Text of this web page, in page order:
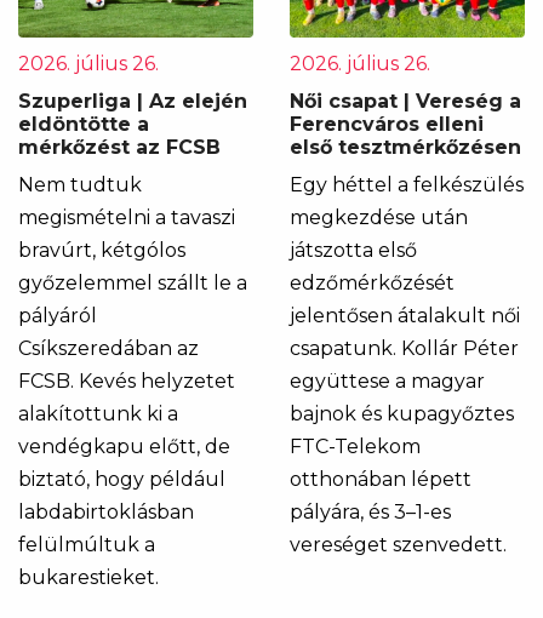
2026. július 26.
Szuperliga | Az elején
eldöntötte a
mérkőzést az FCSB
Nem tudtuk
megismételni a tavaszi
bravúrt, kétgólos
győzelemmel szállt le a
pályáról
Csíkszeredában az
FCSB. Kevés helyzetet
alakítottunk ki a
vendégkapu előtt, de
biztató, hogy például
labdabirtoklásban
felülmúltuk a
bukarestieket.
2026. július 26.
Női csapat | Vereség a
Ferencváros elleni
első tesztmérkőzésen
Egy héttel a felkészülés
megkezdése után
játszotta első
edzőmérkőzését
jelentősen átalakult női
csapatunk. Kollár Péter
együttese a magyar
bajnok és kupagyőztes
FTC-Telekom
otthonában lépett
pályára, és 3–1-es
vereséget szenvedett.